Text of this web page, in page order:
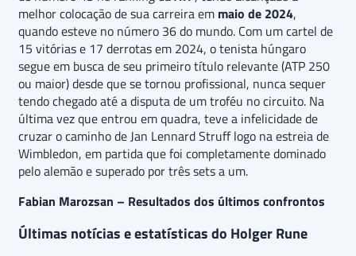
melhor colocação de sua carreira em maio de 2024,
quando esteve no número 36 do mundo. Com um cartel de
15 vitórias e 17 derrotas em 2024, o tenista húngaro
segue em busca de seu primeiro título relevante (ATP 250
ou maior) desde que se tornou profissional, nunca sequer
tendo chegado até a disputa de um troféu no circuito. Na
última vez que entrou em quadra, teve a infelicidade de
cruzar o caminho de Jan Lennard Struff logo na estreia de
Wimbledon, em partida que foi completamente dominado
pelo alemão e superado por três sets a um.
Fabian Marozsan – Resultados dos últimos confrontos
Últimas notícias e estatísticas do Holger Rune